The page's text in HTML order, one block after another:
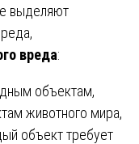
выделяют
вреда:
объектам,
животного мира,
объект требует